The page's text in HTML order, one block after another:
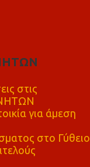
στις
για άμεση
στο Γύθειο